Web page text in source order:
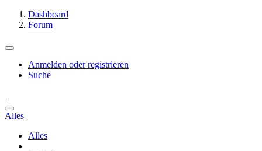
Dashboard
Forum
Anmelden oder registrieren
Suche
Alles
Alles